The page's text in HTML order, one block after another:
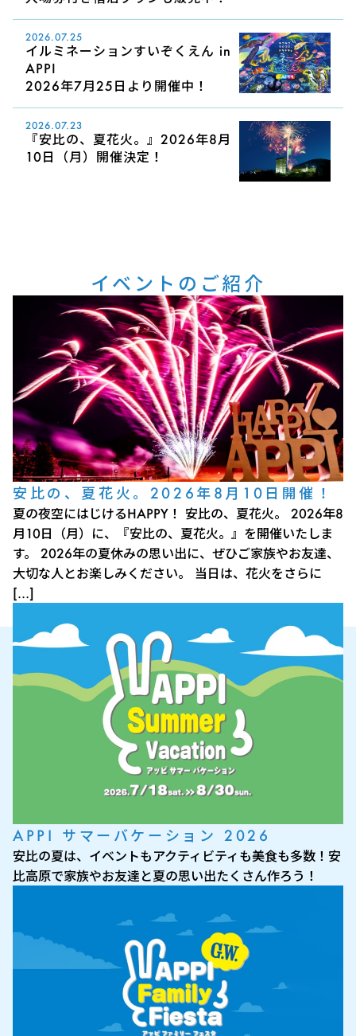
2026.07.25
イルミネーションすいぞくえん in
APPI
2026年7月25日より開催中！
2026.07.23
『安比の、夏花火。』2026年8月
10日（月）開催決定！
イベントのご紹介
安比の、夏花火。2026年8月10日開催！
夏の夜空にはじけるHAPPY！ 安比の、夏花火。 2026年8
月10日（月）に、『安比の、夏花火。』を開催いたしま
す。 2026年の夏休みの思い出に、ぜひご家族やお友達、
大切な人とお楽しみください。 当日は、花火をさらに
[…]
APPI サマーバケーション 2026
安比の夏は、イベントもアクティビティも美食も多数！安
比高原で家族やお友達と夏の思い出たくさん作ろう！